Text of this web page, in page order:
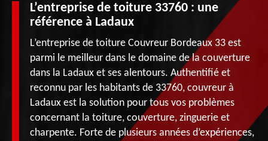
L’entreprise de toiture 33760 : une
référence à Ladaux
L’entreprise de toiture Couvreur Bordeaux 33 est
parmi le meilleur dans le domaine de la couverture
dans la Ladaux et ses alentours. Authentifié et
reconnu par les habitants de 33760, couvreur à
Ladaux est la solution pour tous vos problèmes
concernant la toiture, couverture, zinguerie et
charpente. Forte de plusieurs années d’expériences,